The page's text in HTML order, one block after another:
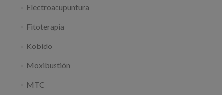
Electroacupuntura
Fitoterapia
Kobido
Moxibustión
MTC